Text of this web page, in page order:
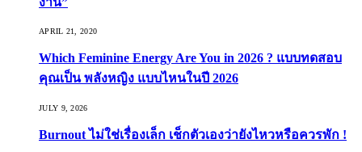
APRIL 21, 2020
Which Feminine Energy Are You in 2026 ? แบบทดสอบ
คุณเป็น พลังหญิง แบบไหนในปี 2026
JULY 9, 2026
Burnout ไม่ใช่เรื่องเล็ก เช็กตัวเองว่ายังไหวหรือควรพัก !